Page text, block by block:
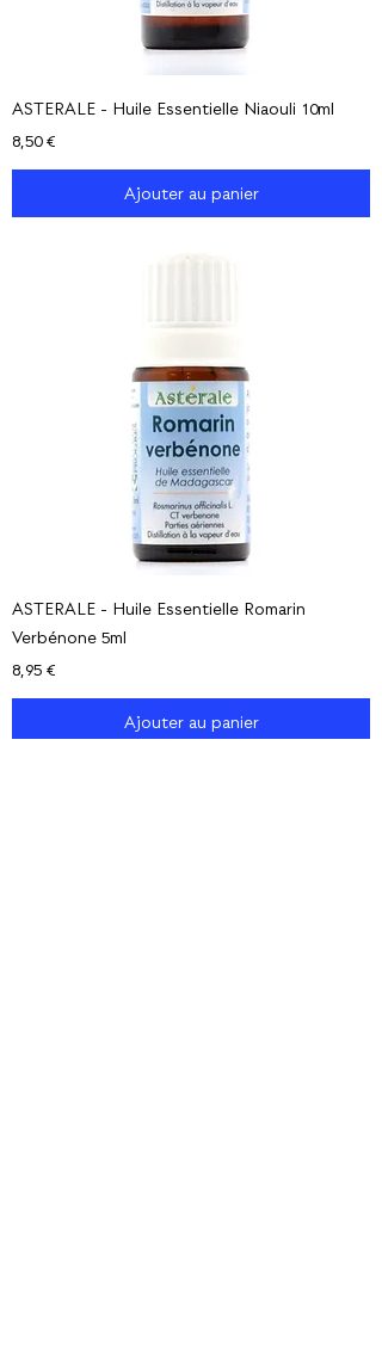
ASTERALE - Huile Essentielle Niaouli 10ml
Prix
8,50 €
Ajouter au panier
ASTERALE - Huile Essentielle Romarin
Verbénone 5ml
Prix
8,95 €
Ajouter au panier